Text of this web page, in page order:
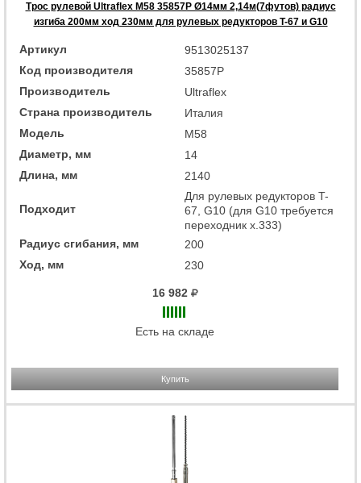
Трос рулевой Ultraflex M58 35857P Ø14мм 2,14м(7футов) радиус
изгиба 200мм ход 230мм для рулевых редукторов T-67 и G10
Артикул
9513025137
Код производителя
35857P
Производитель
Ultraflex
Страна производитель
Италия
Модель
M58
Диаметр, мм
14
Длина, мм
2140
Подходит
Для рулевых редукторов T-
67, G10 (для G10 требуется
переходник x.333)
Радиус сгибания, мм
200
Ход, мм
230
16 982
Есть на складе
Купить